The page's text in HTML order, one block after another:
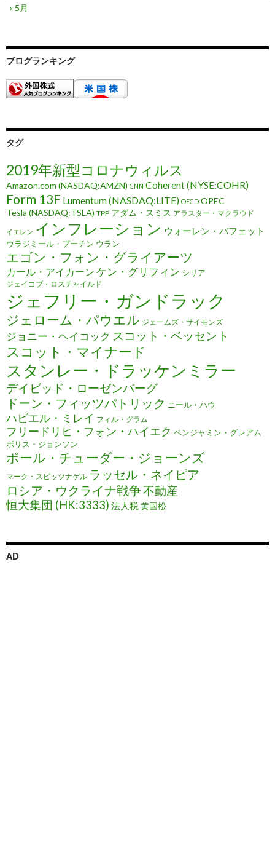
« 5月
ブログランキング
タグ
2019年新型コロナウィルス
Amazon.com (NASDAQ:AMZN) CNN Coherent (NYSE:COHR)
Form 13F Lumentum (NASDAQ:LITE) OECD OPEC
Tesla (NASDAQ:TSLA) TPP アダム・スミス アラスター・マクラウド
イエレン インフレーション ウォーレン・バフェット
ウラジミール・プーチン ウラン
エゴン・フォン・グライアーツ
カール・アイカーン ケン・グリフィン シリア
ジェイコブ・ロスチャイルド
ジェフリー・ガンドラック
ジェローム・パウエル ジェームズ・サイモンズ
ジョニー・ヘイコック スコット・ベッセント
スコット・マイナード
スタンレー・ドラッケンミラー
デイビッド・ローゼンバーグ
ドーン・フィッツパトリック ニール・ハウ
ハビエル・ミレイ フィル・グラム
フリードリヒ・フォン・ハイエク ベンジャミン・グレアム
ボリス・ジョンソン
ポール・チューダー・ジョーンズ
マーク・スピッツナゲル ラッセル・ネイピア
ロシア・ウクライナ戦争不動産
恒大集団 (HK:3333) 法人税黄国松
AD